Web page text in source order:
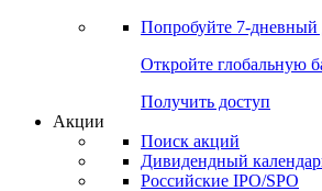
Попробуйте 7-дневный
Откройте глобальную
Получить доступ
Акции
Поиск акций
Дивидендный
Российские IPO/SPO